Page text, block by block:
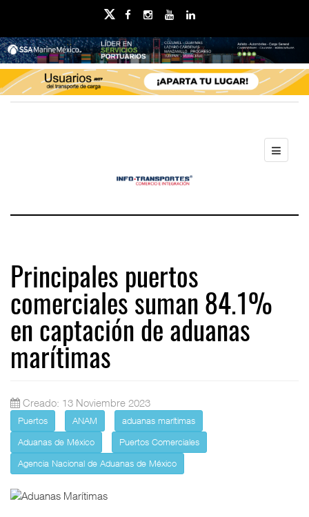
Principales puertos
comerciales suman 84.1%
en captación de aduanas
marítimas
Creado: 13 Noviembre 2023
Puertos ANAM
aduanas marítimas
Aduanas de México
Puertos Comerciales
Agencia Nacional de Aduanas de México